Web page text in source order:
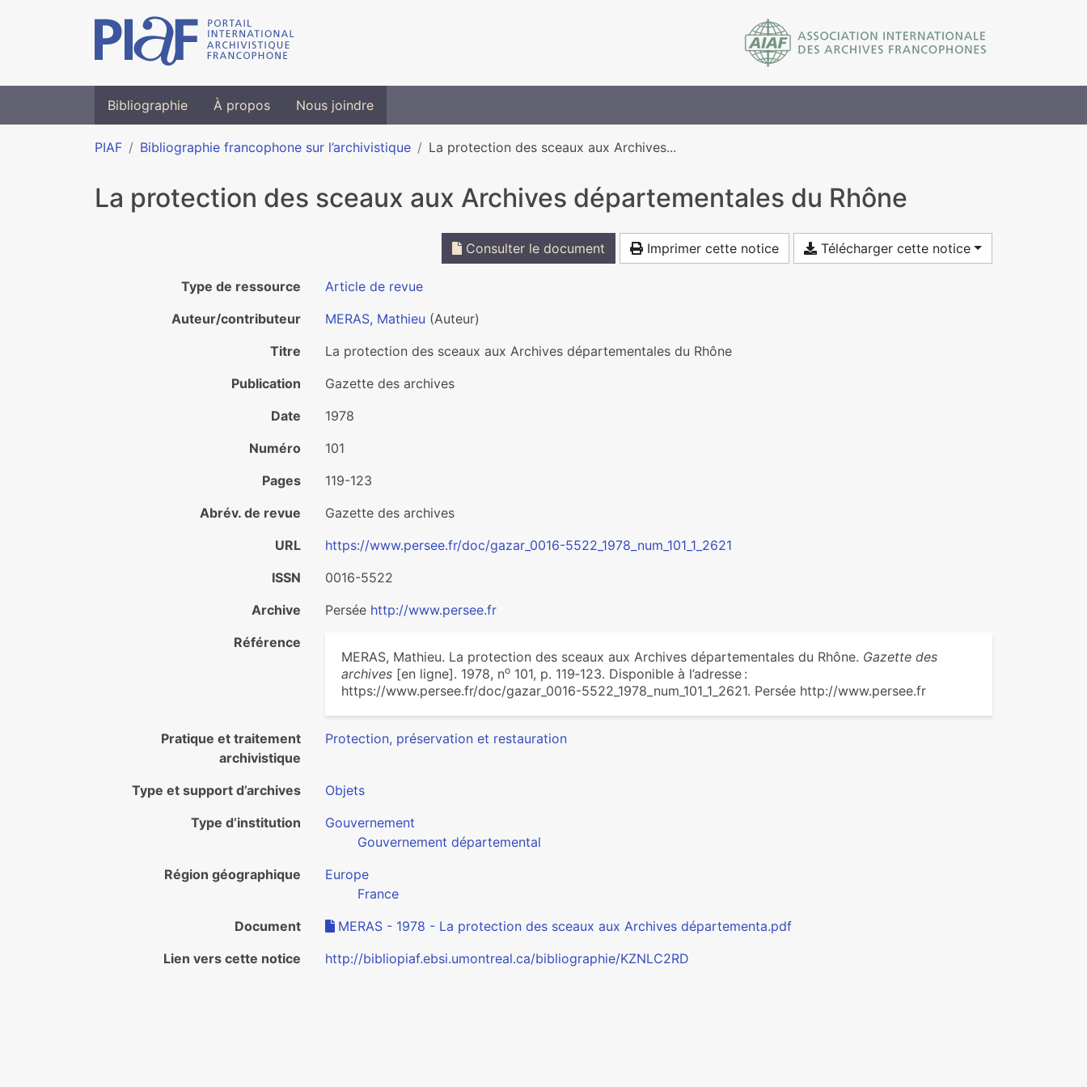
Bibliographie À propos Nous joindre
PIAF Bibliographie francophone sur l’archivistique La protection des sceaux aux Archives...
La protection des sceaux aux Archives départementales du Rhône
Consulter le document Imprimer cette notice Télécharger cette notice
Type de ressource
Article de revue
Auteur/contributeur
MERAS, Mathieu (Auteur)
Titre
La protection des sceaux aux Archives départementales du Rhône
Publication
Gazette des archives
Date
1978
Numéro
101
Pages
119-123
Abrév. de revue
Gazette des archives
URL
https://www.persee.fr/doc/gazar_0016-5522_1978_num_101_1_2621
ISSN
0016-5522
Archive
Persée http://www.persee.fr
Référence
MERAS, Mathieu. La protection des sceaux aux Archives départementales du Rhône. Gazette des
archives [en ligne]. 1978, no 101, p. 119‑123. Disponible à l’adresse :
https://www.persee.fr/doc/gazar_0016-5522_1978_num_101_1_2621. Persée http://www.persee.fr
Pratique et traitement
archivistique
Protection, préservation et restauration
Type et support d’archives
Objets
Type d’institution
Gouvernement
Gouvernement départemental
Région géographique
Europe
France
Document
MERAS - 1978 - La protection des sceaux aux Archives départementa.pdf
Lien vers cette notice
http://bibliopiaf.ebsi.umontreal.ca/bibliographie/KZNLC2RD